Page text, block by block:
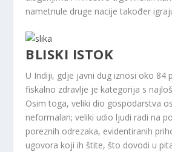
nametnule druge nacije također
BLISKI ISTOK
U Indiji, gdje javni dug iznosi oko 84
fiskalno zdravlje je kategorija s
Osim toga, veliki dio gospodarstva
neformalan; veliki udio ljudi radi na
poreznih odrezaka, evidentiranih
ugovora koji ih štite, što dovodi u